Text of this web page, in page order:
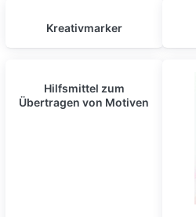
Kreativmarker
Hilfsmittel zum
Übertragen von Motiven